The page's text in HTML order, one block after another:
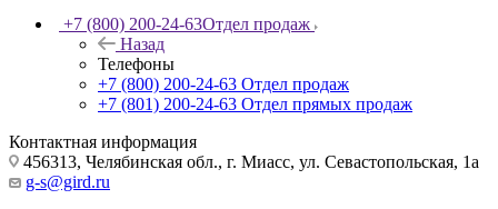
+7 (800) 200-24-63Отдел продаж
Назад
Телефоны
+7 (800) 200-24-63 Отдел продаж
+7 (801) 200-24-63 Отдел прямых продаж
Контактная информация
456313, Челябинская обл., г. Миасс, ул. Севастопольская, 1а
g-s@gird.ru